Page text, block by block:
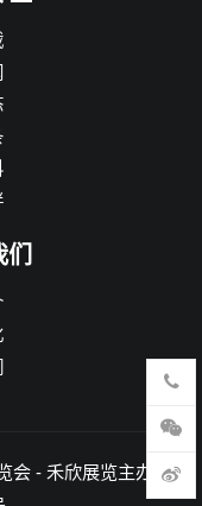
们
会- 禾欣展览主办 -沪